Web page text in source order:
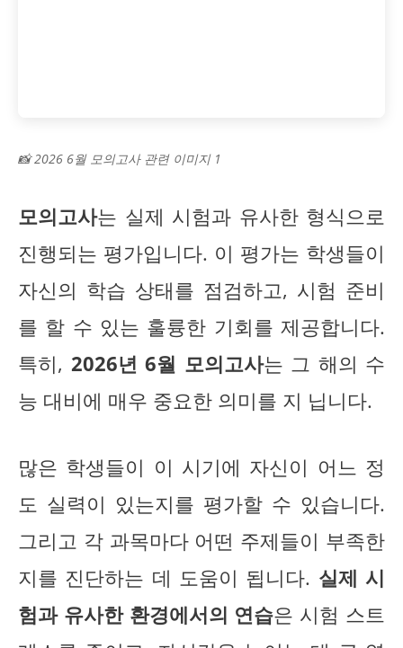
📸 2026 6월 모의고사 관련 이미지 1
모의고사는 실제 시험과 유사한 형식으로
진행되는 평가입니다. 이 평가는 학생들이
자신의 학습 상태를 점검하고, 시험 준비
를 할 수 있는 훌륭한 기회를 제공합니다.
특히, 2026년 6월 모의고사는 그 해의 수
능 대비에 매우 중요한 의미를 지 닙니다.
많은 학생들이 이 시기에 자신이 어느 정
도 실력이 있는지를 평가할 수 있습니다.
그리고 각 과목마다 어떤 주제들이 부족한
지를 진단하는 데 도움이 됩니다. 실제 시
험과 유사한 환경에서의 연습은 시험 스트